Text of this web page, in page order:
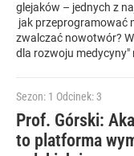
glejaków – jednych z
jak przeprogramować
zwalczać nowotwór?
dla rozwoju medycyny"
Sezon: 1 Odcinek: 3
Prof. Górski:
to platforma